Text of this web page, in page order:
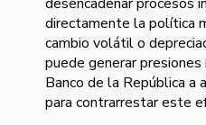
directamente la política
cambio volátil o
puede generar
Banco de la República a
para contrarrestar este